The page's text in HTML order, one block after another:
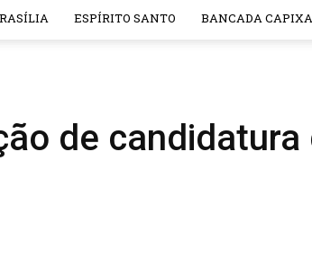
ESPÍRITO SANTO BANCADA
de